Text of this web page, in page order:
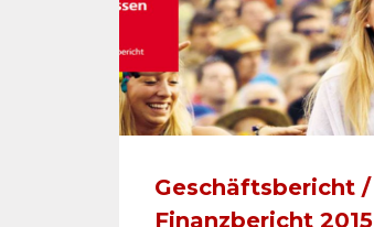
Geschäftsbericht /
Finanzbericht 2015